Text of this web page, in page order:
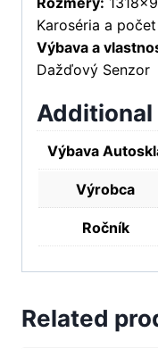
Karoséria a
Výbava a
Dažďový Senzor
Výbava
Výrobca
Ročník
Related